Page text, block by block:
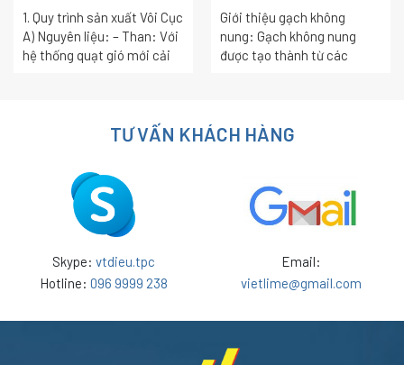
1. Quy trình sản xuất Vôi Cục
A) Nguyên liệu: – Than: Với
hệ thống quạt gió mới cải
Giới thiệu gạch không
nung: Gạch không nung
được tạo thành từ các
dính…
TƯ VẤN KHÁCH HÀNG
Skype: vtdieu.tpc
Hotline: 096 9999 238
Email:
vietlime@gmail.com